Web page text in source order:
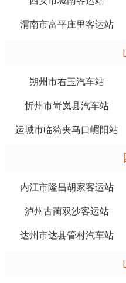
渭南市富平庄里客运站
朔州市右玉汽车站
忻州市岢岚县汽车站
运城市临猗夹马口嵋阳站
内江市隆昌胡家客运站
泸州古蔺双沙客运站
达州市达县管村汽车站